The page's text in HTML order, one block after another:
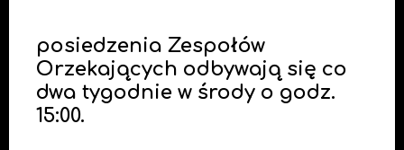
posiedzenia Zespołów
Orzekających odbywają się co
dwa tygodnie w środy o godz.
15:00.